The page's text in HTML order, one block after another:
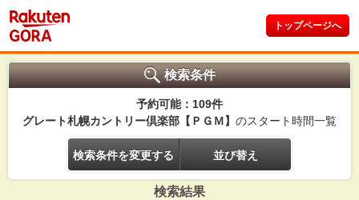
トップページへ
検索条件
予約可能：109件
グレート札幌カントリー倶楽部【ＰＧＭ】 のスタート時間一覧
検索条件を変更する 並び替え
検索結果